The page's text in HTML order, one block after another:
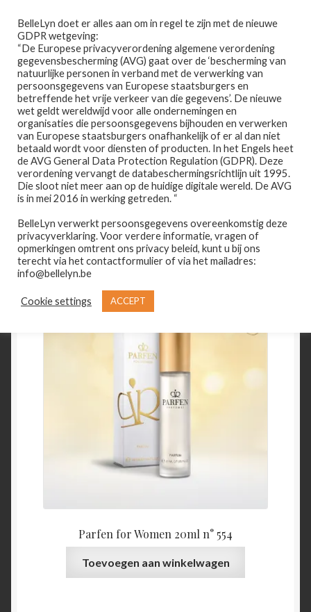
door
naar
navigatie
naar
de
inhoud
Menu
Home
Afspraak maken
Prijslijst
Winkel
Contact
Wie is Belle-Lyn ?
Home PRODUCTEN GETAGGED “ALIEN”
alien
Toont alle 2 resultaten
Parfen for Women 20ml n° 554
Toevoegen aan winkelwagen
BelleLyn doet er alles aan om in regel te zijn met de nieuwe
GDPR wetgeving:
“De Europese privacyverordening algemene verordening
gegevensbescherming (AVG) gaat over de ‘bescherming van
natuurlijke personen in verband met de verwerking van
persoonsgegevens van Europese staatsburgers en
betreffende het vrije verkeer van die gegevens’. De nieuwe
wet geldt wereldwijd voor alle ondernemingen en
organisaties die persoonsgegevens bijhouden en verwerken
van Europese staatsburgers onafhankelijk of er al dan niet
betaald wordt voor diensten of producten. In het Engels heet
de AVG General Data Protection Regulation (GDPR). Deze
verordening vervangt de databeschermingsrichtlijn uit 1995.
Die sloot niet meer aan op de huidige digitale wereld. De AVG
is in mei 2016 in werking getreden. “
BelleLyn verwerkt persoonsgegevens overeenkomstig deze
privacyverklaring. Voor verdere informatie, vragen of
opmerkingen omtrent ons privacy beleid, kunt u bij ons
terecht via het contactformulier of via het mailadres:
info@bellelyn.be
Cookie settings ACCEPT